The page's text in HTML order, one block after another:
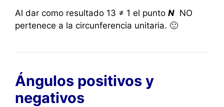
Al dar como resultado 13 ≠ 1 el punto N NO
pertenece a la circunferencia unitaria. 🙁
Ángulos positivos y
negativos